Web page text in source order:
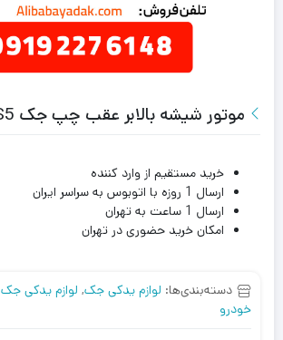
موتور شیشه بالابر عقب چپ جک S5
خرید مستقیم از وارد کننده
ارسال 1 روزه با اتوبوس به سراسر ایران
ارسال 1 ساعت به تهران
امکان خرید حضوری در تهران
دسته‌بندی‌ها: لوازم یدکی جک, لوازم یدکی جک s5
خودرو